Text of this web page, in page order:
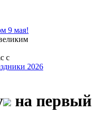
9 мая!
с
2026
на первый